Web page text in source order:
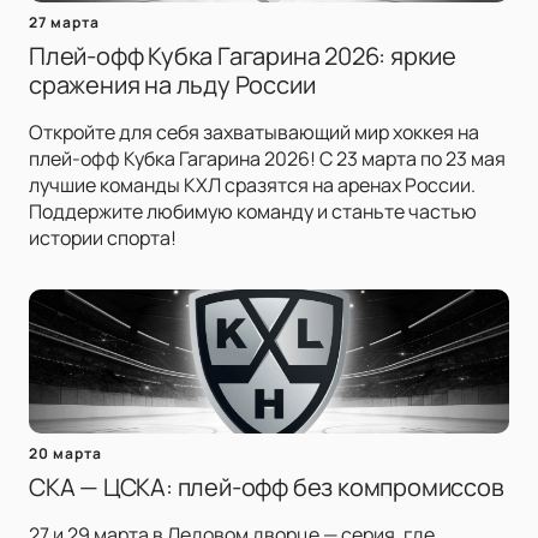
27 марта
Плей-офф Кубка Гагарина 2026: яркие
сражения на льду России
Откройте для себя захватывающий мир хоккея на
плей-офф Кубка Гагарина 2026! С 23 марта по 23 мая
лучшие команды КХЛ сразятся на аренах России.
Поддержите любимую команду и станьте частью
истории спорта!
20 марта
СКА — ЦСКА: плей-офф без компромиссов